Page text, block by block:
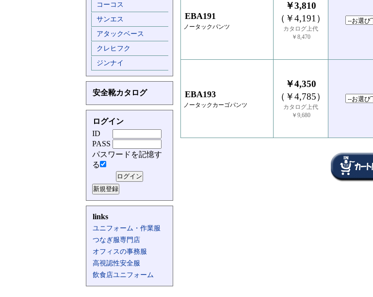
コーコス
サンエス
アタックベース
クレヒフク
ジンナイ
安全靴カタログ
ログイン
ID
PASS
パスワードを記憶す
る
links
ユニフォーム・作業服
つなぎ服専門店
オフィスの事務服
高視認性安全服
飲食店ユニフォーム
EBA191
ノータックパンツ
￥3,810
（￥4,191）
カタログ上代
￥8,470
EBA193
ノータックカーゴパンツ
￥4,350
（￥4,785）
カタログ上代
￥9,680